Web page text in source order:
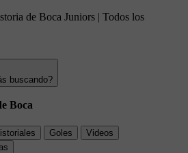
de Boca Juniors | Todos los
buscando?
Boca
Goles
Videos